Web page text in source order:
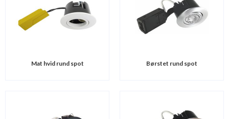
Mat hvid rund spot Børstet rund spot